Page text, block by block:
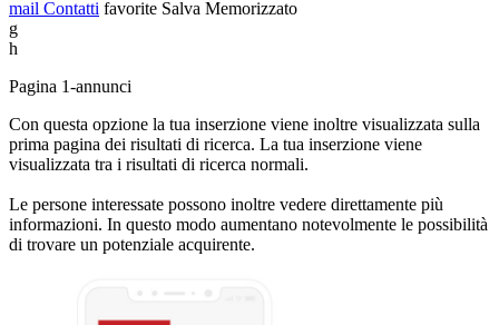
mail Contatti favorite Salva Memorizzato
g
h
Pagina 1-annunci
Con questa opzione la tua inserzione viene inoltre visualizzata sulla
prima pagina dei risultati di ricerca. La tua inserzione viene
visualizzata tra i risultati di ricerca normali.
Le persone interessate possono inoltre vedere direttamente più
informazioni. In questo modo aumentano notevolmente le possibilità
di trovare un potenziale acquirente.